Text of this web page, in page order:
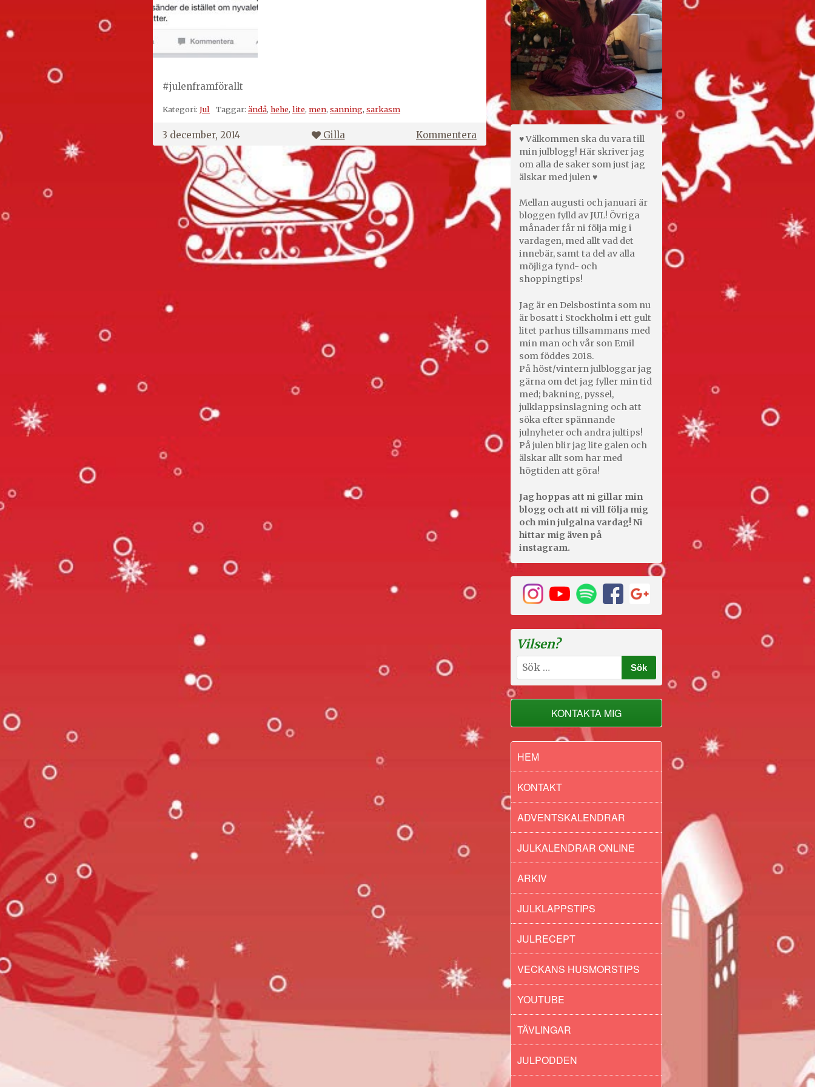
#julenframförallt
Kategori: Jul Taggar: ändå, hehe, lite, men, sanning, sarkasm
3 december, 2014 Gilla Kommentera
♥ Välkommen ska du vara till
min julblogg! Här skriver jag
om alla de saker som just jag
älskar med julen ♥
Mellan augusti och januari är
bloggen fylld av JUL! Övriga
månader får ni följa mig i
vardagen, med allt vad det
innebär, samt ta del av alla
möjliga fynd- och
shoppingtips!
Jag är en Delsbostinta som nu
är bosatt i Stockholm i ett gult
litet parhus tillsammans med
min man och vår son Emil
som föddes 2018.
På höst/vintern julbloggar jag
gärna om det jag fyller min tid
med; bakning, pyssel,
julklappsinslagning och att
söka efter spännande
julnyheter och andra jultips!
På julen blir jag lite galen och
älskar allt som har med
högtiden att göra!
Jag hoppas att ni gillar min
blogg och att ni vill följa mig
och min julgalna vardag! Ni
hittar mig även på
instagram.
Vilsen?
Sök
efter:
KONTAKTA MIG
HEM
KONTAKT
ADVENTSKALENDRAR
JULKALENDRAR ONLINE
ARKIV
JULKLAPPSTIPS
JULRECEPT
VECKANS HUSMORSTIPS
YOUTUBE
TÄVLINGAR
JULPODDEN